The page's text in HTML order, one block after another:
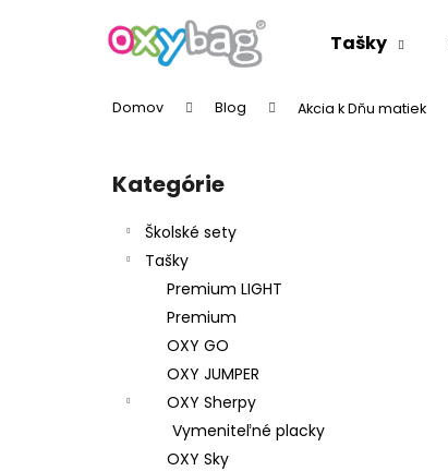
Tašky
Domov Blog Akcia k Dňu matiek
Preskočiť
kategórie
Kategórie
Školské sety
Tašky
Premium LIGHT
Premium
OXY GO
OXY JUMPER
OXY Sherpy
Vymeniteľné placky
OXY Sky
Späť
obchodu
Späť
obchodu